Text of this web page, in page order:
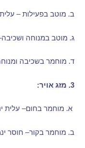
ב. מוטב בפעילות –
ג. מוטב במנוחה ושכיבה
ד. מוחמר בשכיבה
3. מזג אויר:
א. מוחמר בחום– עלית
ב. מוחמר בקור– חוסר